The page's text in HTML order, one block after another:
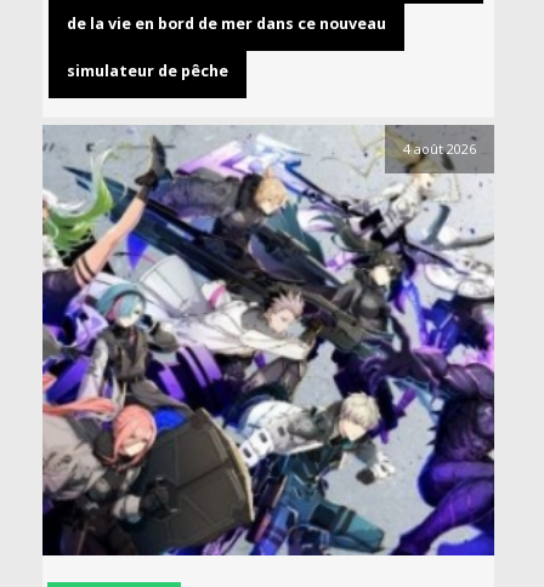
de la vie en bord de mer dans ce nouveau
simulateur de pêche
4 août 2026